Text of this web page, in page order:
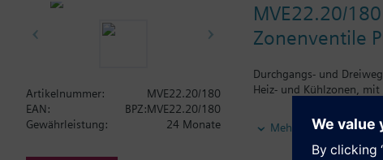
MVE22.20/180
Zonenventile
Durchgangs- und
Heiz- und Kühlzonen,
Zusatzinformation
Stellantrieb und Ventil
Der Stellantrieb ist
Mehr
Artikelnummer:
MVE22.20/180
EAN:
BPZ:MVE22.20/180
Gewährleistung:
24 Monate